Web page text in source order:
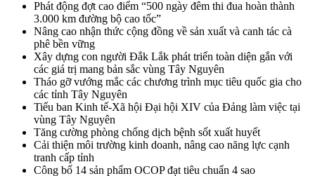
Phát động đợt cao điểm “500 ngày đêm thi đua hoàn thành
3.000 km đường bộ cao tốc”
Nâng cao nhận thức cộng đồng về sản xuất và canh tác cà
phê bền vững
Xây dựng con người Đắk Lắk phát triển toàn diện gắn với
các giá trị mang bản sắc vùng Tây Nguyên
Tháo gỡ vướng mắc các chương trình mục tiêu quốc gia cho
các tỉnh Tây Nguyên
Tiểu ban Kinh tế-Xã hội Đại hội XIV của Đảng làm việc tại
vùng Tây Nguyên
Tăng cường phòng chống dịch bệnh sốt xuất huyết
Cải thiện môi trường kinh doanh, nâng cao năng lực cạnh
tranh cấp tỉnh
Công bố 14 sản phẩm OCOP đạt tiêu chuẩn 4 sao